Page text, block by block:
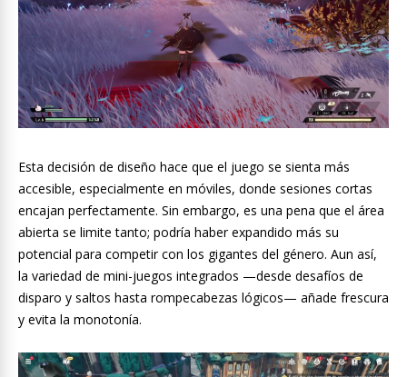
Esta decisión de diseño hace que el juego se sienta más
accesible, especialmente en móviles, donde sesiones cortas
encajan perfectamente. Sin embargo, es una pena que el área
abierta se limite tanto; podría haber expandido más su
potencial para competir con los gigantes del género. Aun así,
la variedad de mini-juegos integrados —desde desafíos de
disparo y saltos hasta rompecabezas lógicos— añade frescura
y evita la monotonía.